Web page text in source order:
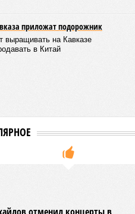
и Северная Осетия попали в
Осетия попали в топ-5
попали в топ-5 антирейтинга по